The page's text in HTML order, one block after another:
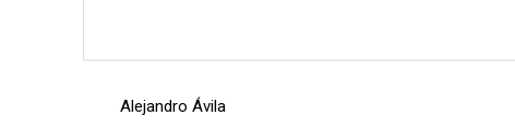
Alejandro Ávila